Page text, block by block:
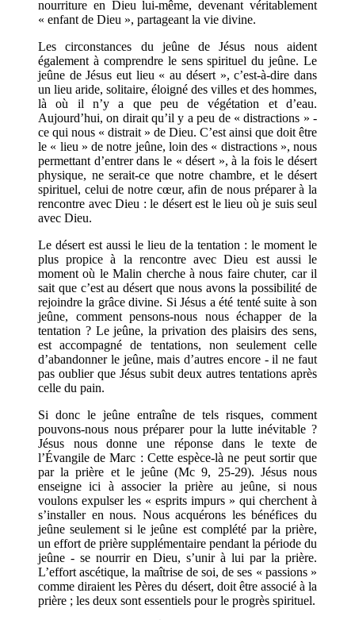
nourriture en Dieu lui-même, devenant véritablement
« enfant de Dieu », partageant la vie divine.
Les circonstances du jeûne de Jésus nous aident
également à comprendre le sens spirituel du jeûne. Le
jeûne de Jésus eut lieu « au désert », c’est-à-dire dans
un lieu aride, solitaire, éloigné des villes et des hommes,
là où il n’y a que peu de végétation et d’eau.
Aujourd’hui, on dirait qu’il y a peu de « distractions » -
ce qui nous « distrait » de Dieu. C’est ainsi que doit être
le « lieu » de notre jeûne, loin des « distractions », nous
permettant d’entrer dans le « désert », à la fois le désert
physique, ne serait-ce que notre chambre, et le désert
spirituel, celui de notre cœur, afin de nous préparer à la
rencontre avec Dieu : le désert est le lieu où je suis seul
avec Dieu.
Le désert est aussi le lieu de la tentation : le moment le
plus propice à la rencontre avec Dieu est aussi le
moment où le Malin cherche à nous faire chuter, car il
sait que c’est au désert que nous avons la possibilité de
rejoindre la grâce divine. Si Jésus a été tenté suite à son
jeûne, comment pensons-nous nous échapper de la
tentation ? Le jeûne, la privation des plaisirs des sens,
est accompagné de tentations, non seulement celle
d’abandonner le jeûne, mais d’autres encore - il ne faut
pas oublier que Jésus subit deux autres tentations après
celle du pain.
Si donc le jeûne entraîne de tels risques, comment
pouvons-nous nous préparer pour la lutte inévitable ?
Jésus nous donne une réponse dans le texte de
l’Évangile de Marc : Cette espèce-là ne peut sortir que
par la prière et le jeûne (Mc 9, 25-29). Jésus nous
enseigne ici à associer la prière au jeûne, si nous
voulons expulser les « esprits impurs » qui cherchent à
s’installer en nous. Nous acquérons les bénéfices du
jeûne seulement si le jeûne est complété par la prière,
un effort de prière supplémentaire pendant la période du
jeûne - se nourrir en Dieu, s’unir à lui par la prière.
L’effort ascétique, la maîtrise de soi, de ses « passions »
comme diraient les Pères du désert, doit être associé à la
prière ; les deux sont essentiels pour le progrès spirituel.